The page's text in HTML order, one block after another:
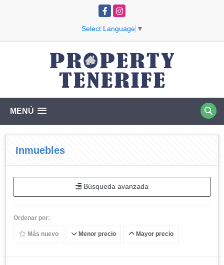
FacebookInstagram
Select Language ▼
MENÚ
Inmuebles
Búsqueda avanzada
Ordenar por:
Más nuevo Menor precio Mayor precio